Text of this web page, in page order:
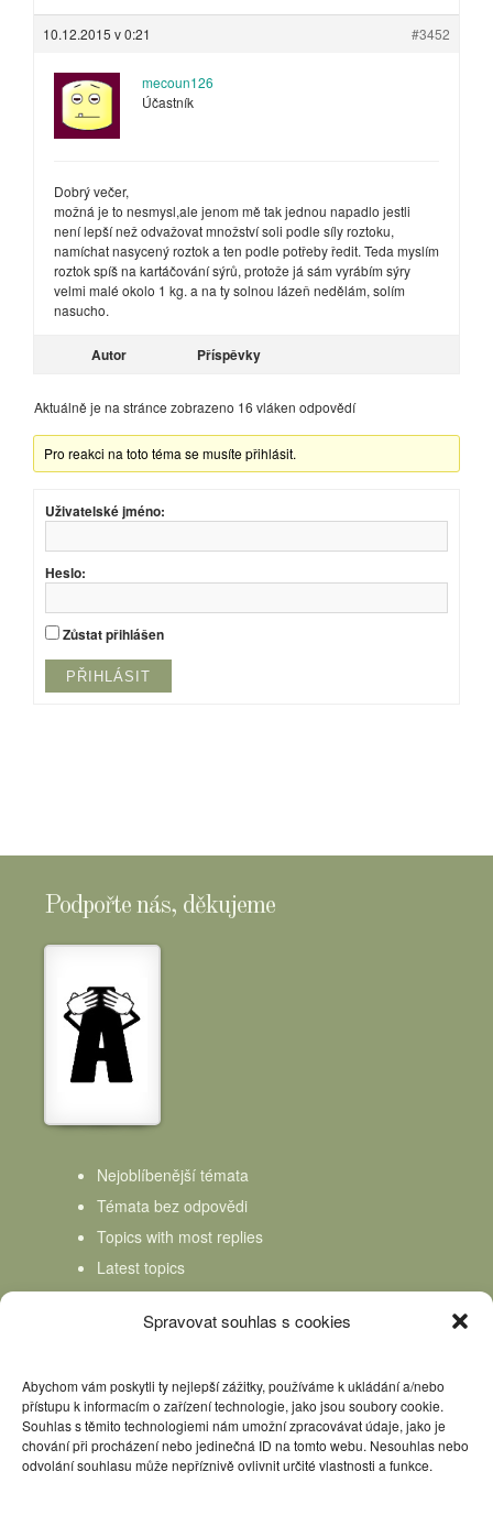
Spravovat souhlas s cookies
Abychom vám poskytli ty nejlepší zážitky, používáme k ukládání a/nebo
přístupu k informacím o zařízení technologie, jako jsou soubory cookie.
Souhlas s těmito technologiemi nám umožní zpracovávat údaje, jako je
chování při procházení nebo jedinečná ID na tomto webu. Nesouhlas nebo
odvolání souhlasu může nepříznivě ovlivnit určité vlastnosti a funkce.
10.12.2015 v 0:21 #3452
mecoun126
Účastník
Dobrý večer,
možná je to nesmysl,ale jenom mě tak jednou napadlo jestli
není lepší než odvažovat množství soli podle síly roztoku,
namíchat nasycený roztok a ten podle potřeby ředit. Teda myslím
roztok spíš na kartáčování sýrů, protože já sám vyrábím sýry
velmi malé okolo 1 kg. a na ty solnou lázeň nedělám, solím
nasucho.
Autor Příspěvky
Aktuálně je na stránce zobrazeno 16 vláken odpovědí
Pro reakci na toto téma se musíte přihlásit.
Uživatelské jméno:
Heslo:
Zůstat přihlášen
PŘIHLÁSIT
Podpořte nás, děkujeme
Nejoblíbenější témata
Témata bez odpovědi
Topics with most replies
Latest topics
Topics Freshness